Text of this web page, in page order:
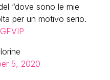
“dove sono le mie
per un motivo serio.
5, 2020